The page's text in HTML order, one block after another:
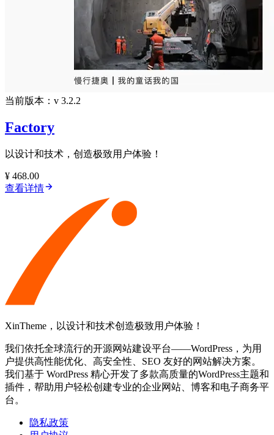
当前版本：v 3.2.2
Factory
以设计和技术，创造极致用户体验！
¥ 468.00
查看详情
XinTheme，以设计和技术创造极致用户体验！
我们依托全球流行的开源网站建设平台——WordPress，为用
户提供高性能优化、高安全性、SEO 友好的网站解决方案。
我们基于 WordPress 精心开发了多款高质量的WordPress主题和
插件，帮助用户轻松创建专业的企业网站、博客和电子商务平
台。
隐私政策